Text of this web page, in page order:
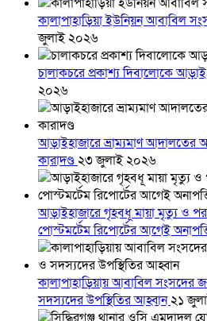
কালাপাহাড়িয়া ইউনিয়ন আবাবিল
জুলাই ২০২৬
চালাকচরে প্রকাশ্য দিবালোকে
২০২৬
আড়াইহাজারে ভ্রাম্যমাণ আদালতের
কারাদণ্ড২৩ জুলাই ২০২৬
আড়াইহাজারে গৃহবধূ মায়া মৃত্যু ও
পোস্টমর্টেম রিপোর্টের আগেই
কালাপাহাড়িয়ায় আবাবিল সংসদের
সদস্যদের উপস্থিতির আহ্বান২১